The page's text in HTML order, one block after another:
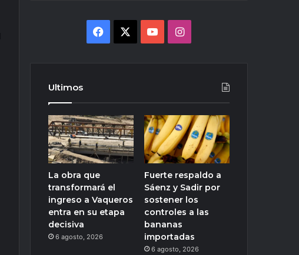
Facebook YouTubeInstagram
Ultimos
La obra que
transformará el
ingreso a Vaqueros
entra en su etapa
decisiva
6 agosto, 2026
Fuerte respaldo a
Sáenz y Sadir por
sostener los
controles a las
bananas
importadas
6 agosto, 2026